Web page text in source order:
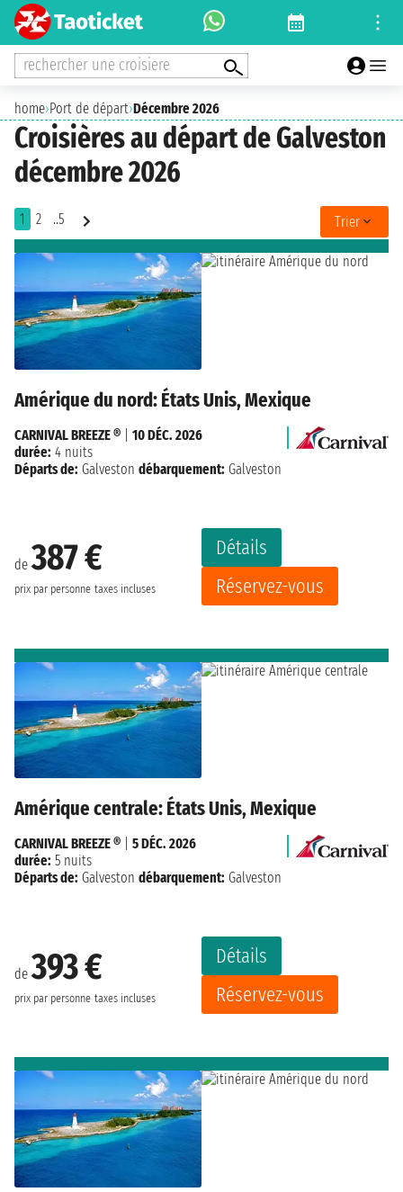
rechercher une croisiere
home›Port de départ›Décembre 2026
Croisières au départ de Galveston
décembre 2026
1 2 ..5 Trier
Amérique du nord: États Unis, Mexique
de387 €
prix par personne taxes incluses
Détails
Réservez-vous
CARNIVAL BREEZE ®
10 DÉC. 2026
durée: 4 nuits
Départs de: Galveston débarquement: Galveston
Amérique centrale: États Unis, Mexique
de393 €
prix par personne taxes incluses
Détails
Réservez-vous
CARNIVAL BREEZE ®
5 DÉC. 2026
durée: 5 nuits
Départs de: Galveston débarquement: Galveston